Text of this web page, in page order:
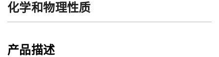
化学和物理性质
产品描述